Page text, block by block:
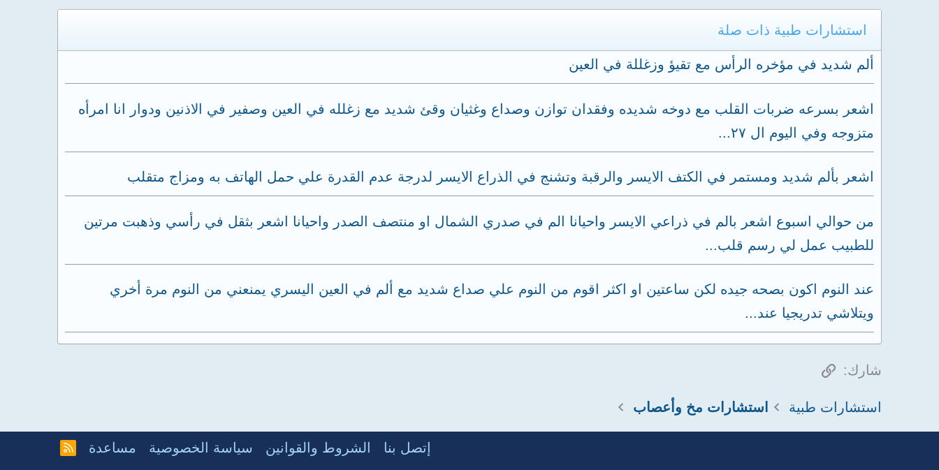
استشارات طبية ذات صلة
ألم شديد في مؤخره الرأس مع تقيؤ وزغللة في العين
اشعر بسرعه ضربات القلب مع دوخه شديده وفقدان توازن وصداع وغثيان وقئ شديد مع زغلله في العين وصفير في الاذنين ودوار انا امرأه
متزوجه وفي اليوم ال ٢٧...
اشعر بألم شديد ومستمر في الكتف الايسر والرقبة وتشنج في الذراع الايسر لدرجة عدم القدرة علي حمل الهاتف به ومزاج متقلب
من حوالي اسبوع اشعر بالم في ذراعي الايسر واحيانا الم في صدري الشمال او منتصف الصدر واحيانا اشعر بثقل في رأسي وذهبت مرتين
للطبيب عمل لي رسم قلب...
عند النوم اكون بصحه جيده لكن ساعتين او اكثر اقوم من النوم علي صداع شديد مع ألم في العين اليسري يمنعني من النوم مرة أخري
ويتلاشي تدريجيا عند...
شارك: الرابط
استشارات طبية استشارات مخ وأعصاب
إتصل بنا الشروط والقوانين سياسة الخصوصية مساعدة